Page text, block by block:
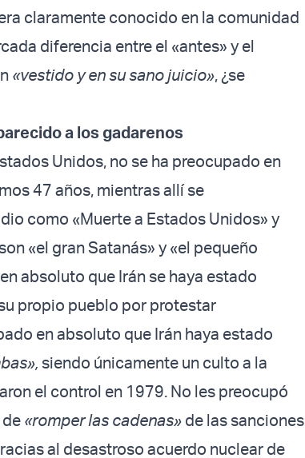
claramente conocido en la comunidad
diferencia entre el «antes» y el
«vestido y en su sano juicio», ¿se
a los gadarenos
Unidos, no se ha preocupado en
47 años, mientras allí se
como «Muerte a Estados Unidos» y
«el gran Satanás» y «el pequeño
absoluto que Irán se haya estado
propio pueblo por protestar
en absoluto que Irán haya estado
siendo únicamente un culto a la
el control en 1979. No les preocupó
«romper las cadenas» de las sanciones
al desastroso acuerdo nuclear de